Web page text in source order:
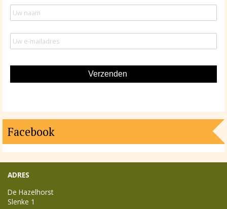
Facebook
ADRES
De Hazelhorst
Slenke 1